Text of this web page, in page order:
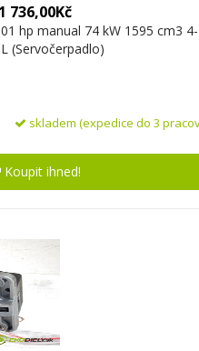
1 736,00Kč
hp manual 74 kW 1595 cm3 4-
(Servočerpadlo)
skladem (expedice do 3
Koupit ihned!